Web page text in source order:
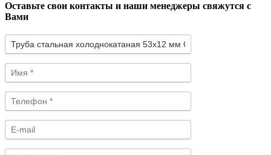
Оставьте свои контакты и наши менеджеры свяжутся с
Вами